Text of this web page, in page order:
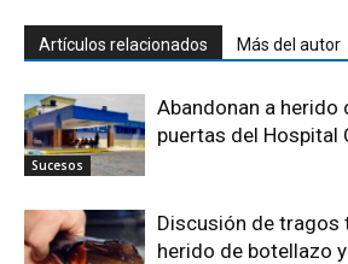
Artículos relacionados Más del autor
Sucesos
Abandonan a herido
puertas del Hospital
Discusión de tragos
herido de botellazo